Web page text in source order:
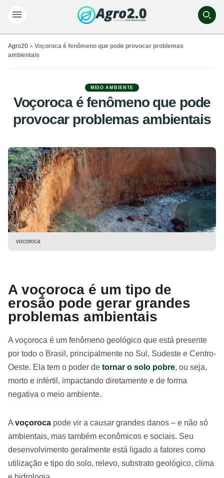
Agro20 » Voçoroca é fenômeno que pode provocar problemas
ambientais
MEIO AMBIENTE
Voçoroca é fenômeno que pode
provocar problemas ambientais
vocoroca
A voçoroca é um tipo de
erosão pode gerar grandes
problemas ambientais
A voçoroca é um fenômeno geológico que está presente
por todo o Brasil, principalmente no Sul, Sudeste e Centro-
Oeste. Ela tem o poder de tornar o solo pobre, ou seja,
morto e infértil, impactando diretamente e de forma
negativa o meio ambiente.
A voçoroca pode vir a causar grandes danos – e não só
ambientais, mas também econômicos e sociais. Seu
desenvolvimento geralmente está ligado a fatores como
utilização e tipo do solo, relevo, substrato geológico, clima